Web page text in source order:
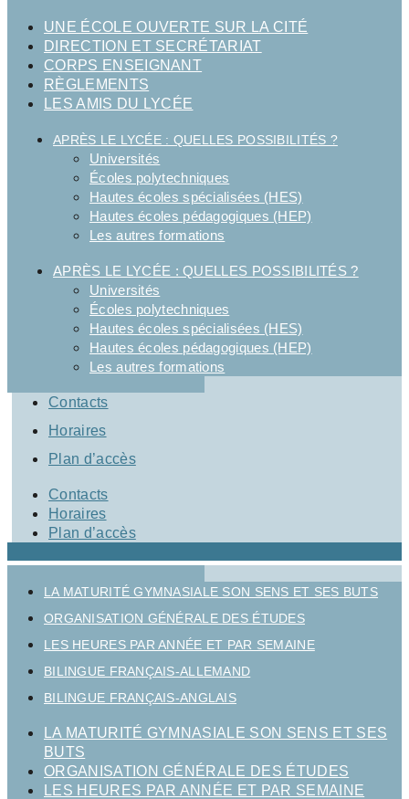
UNE ÉCOLE OUVERTE SUR LA CITÉ
DIRECTION ET SECRÉTARIAT
CORPS ENSEIGNANT
RÈGLEMENTS
LES AMIS DU LYCÉE
APRÈS LE LYCÉE : QUELLES POSSIBILITÉS ?
Universités
Écoles polytechniques
Hautes écoles spécialisées (HES)
Hautes écoles pédagogiques (HEP)
Les autres formations
APRÈS LE LYCÉE : QUELLES POSSIBILITÉS ?
Universités
Écoles polytechniques
Hautes écoles spécialisées (HES)
Hautes écoles pédagogiques (HEP)
Les autres formations
Contacts
Horaires
Plan d’accès
Contacts
Horaires
Plan d’accès
LA MATURITÉ GYMNASIALE SON SENS ET SES BUTS
ORGANISATION GÉNÉRALE DES ÉTUDES
LES HEURES PAR ANNÉE ET PAR SEMAINE
BILINGUE FRANÇAIS-ALLEMAND
BILINGUE FRANÇAIS-ANGLAIS
LA MATURITÉ GYMNASIALE SON SENS ET SES
BUTS
ORGANISATION GÉNÉRALE DES ÉTUDES
LES HEURES PAR ANNÉE ET PAR SEMAINE